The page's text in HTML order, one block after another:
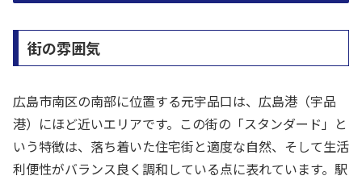
街の雰囲気
広島市南区の南部に位置する元宇品口は、広島港（宇品
港）にほど近いエリアです。この街の「スタンダード」と
いう特徴は、落ち着いた住宅街と適度な自然、そして生活
利便性がバランス良く調和している点に表れています。駅